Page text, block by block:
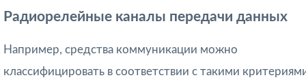
Радиорелейные каналы передачи данных
Например, средства коммуникации можно
классифицировать в соответствии с такими